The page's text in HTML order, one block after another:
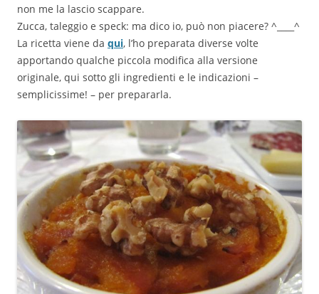
non me la lascio scappare.
Zucca, taleggio e speck: ma dico io, può non piacere? ^____^
La ricetta viene da qui, l’ho preparata diverse volte
apportando qualche piccola modifica alla versione
originale, qui sotto gli ingredienti e le indicazioni –
semplicissime! – per prepararla.